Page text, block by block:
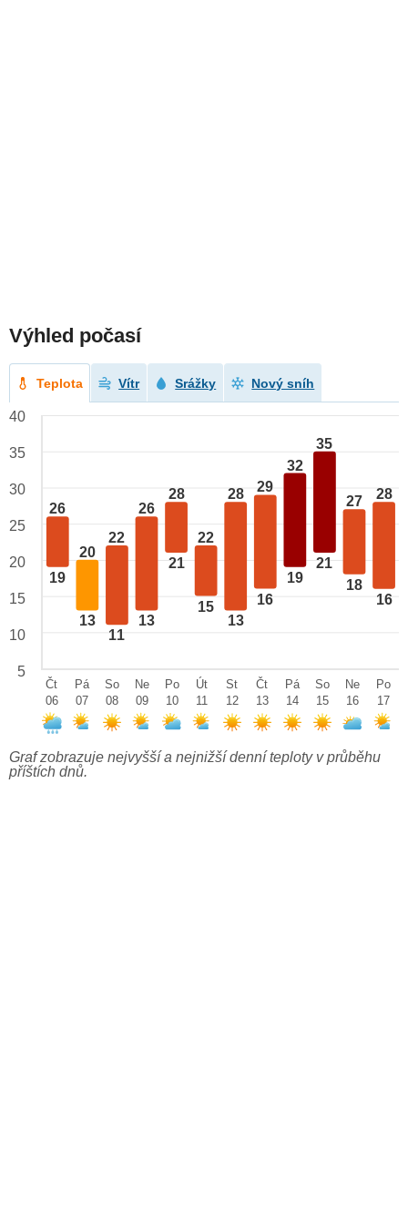
Výhled počasí
Teplota Vítr Srážky Nový sníh
26
19
20
13
22
11
26
13
28
21
22
15
28
13
29
16
32
19
35
21
27
18
28
16
40
35
30
25
20
15
10
5
Čt
06
Pá
07
So
08
Ne
09
Po
10
Út
11
St
12
Čt
13
Pá
14
So
15
Ne
16
Po
17
Graf zobrazuje nejvyšší a nejnižší denní teploty v průběhu
příštích dnů.